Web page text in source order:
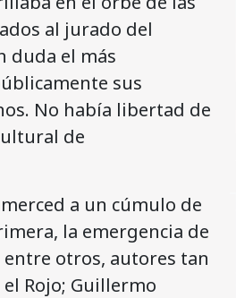
al jurado del
duda el más
sus
No había libertad de
de
a un cúmulo de
la emergencia de
otros, autores tan
Rojo; Guillermo